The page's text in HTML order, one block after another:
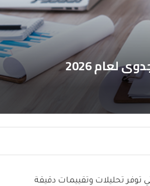
2026
تحليلات وتقييمات دقيقة